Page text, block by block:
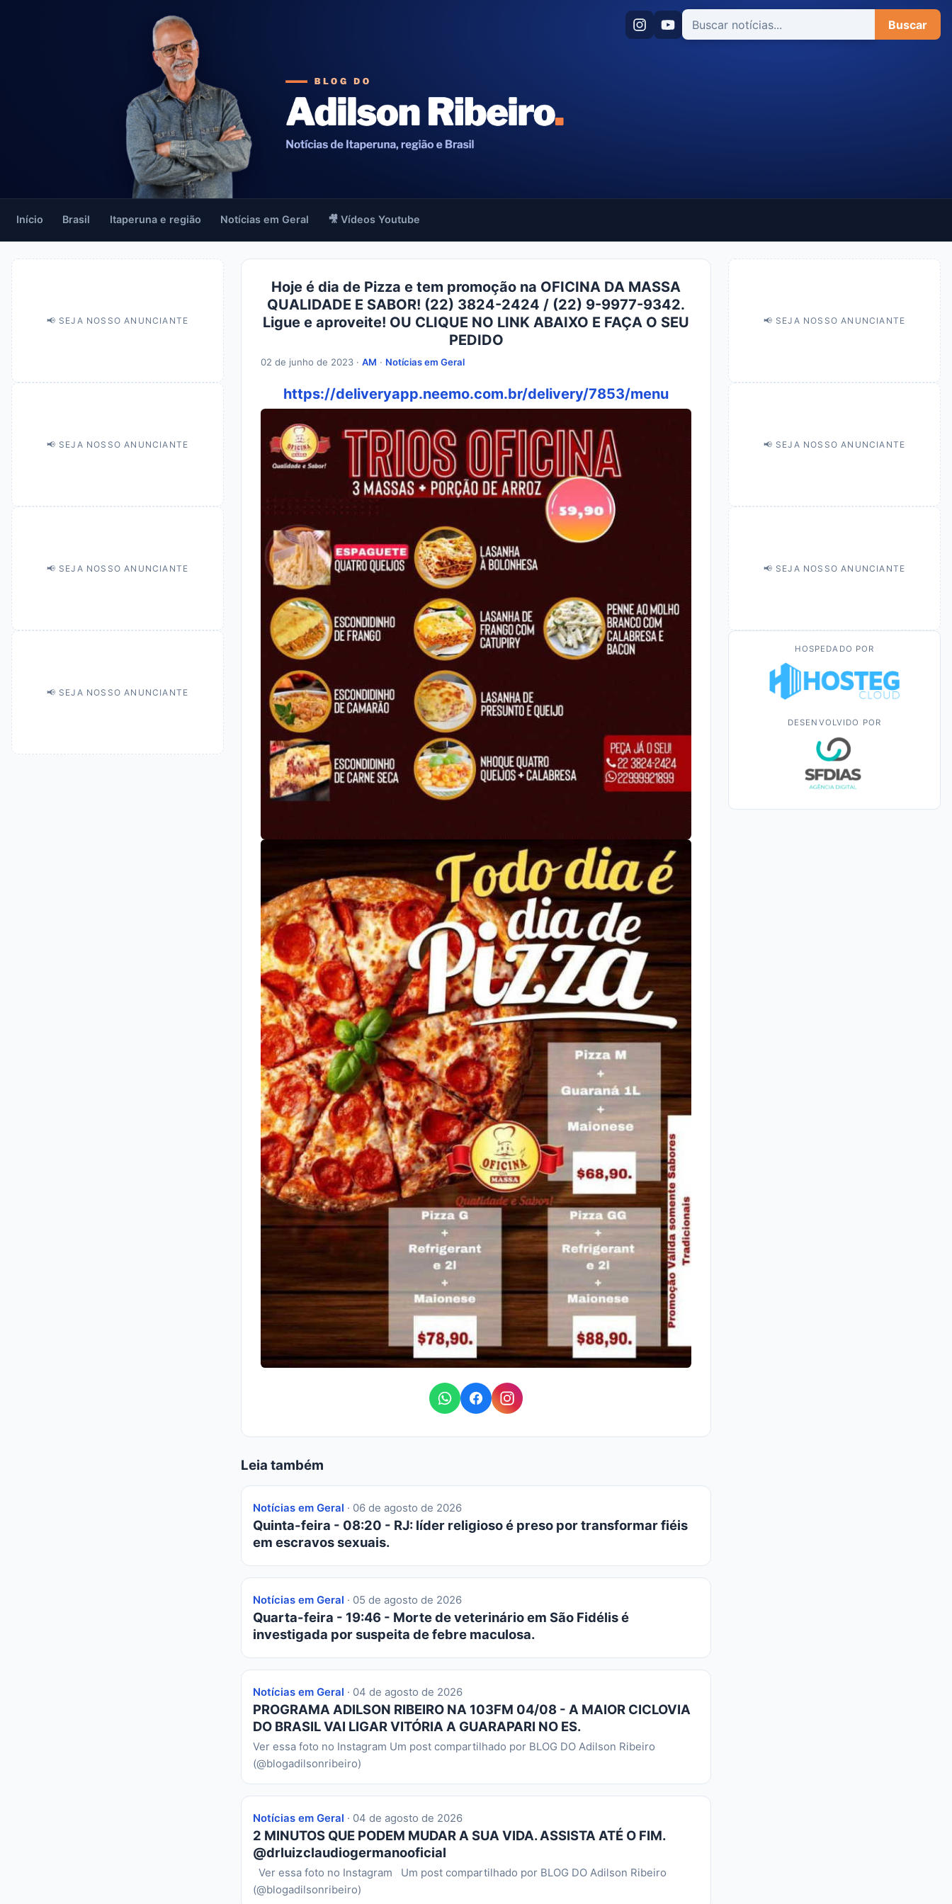
Buscar
Início Brasil Itaperuna e região Notícias em Geral 🎥 Vídeos Youtube
📢 SEJA NOSSO ANUNCIANTE
📢 SEJA NOSSO ANUNCIANTE
📢 SEJA NOSSO ANUNCIANTE
📢 SEJA NOSSO ANUNCIANTE
Hoje é dia de Pizza e tem promoção na OFICINA DA MASSA
QUALIDADE E SABOR! (22) 3824-2424 / (22) 9-9977-9342.
Ligue e aproveite! OU CLIQUE NO LINK ABAIXO E FAÇA O SEU
PEDIDO
02 de junho de 2023 ·AM · Notícias em Geral
https://deliveryapp.neemo.com.br/delivery/7853/menu
Leia também
Notícias em Geral · 06 de agosto de 2026
Quinta-feira - 08:20 - RJ: líder religioso é preso por transformar fiéis
em escravos sexuais.
Notícias em Geral · 05 de agosto de 2026
Quarta-feira - 19:46 - Morte de veterinário em São Fidélis é
investigada por suspeita de febre maculosa.
Notícias em Geral · 04 de agosto de 2026
PROGRAMA ADILSON RIBEIRO NA 103FM 04/08 - A MAIOR CICLOVIA
DO BRASIL VAI LIGAR VITÓRIA A GUARAPARI NO ES.
Ver essa foto no Instagram Um post compartilhado por BLOG DO Adilson Ribeiro
(@blogadilsonribeiro)
Notícias em Geral · 04 de agosto de 2026
2 MINUTOS QUE PODEM MUDAR A SUA VIDA. ASSISTA ATÉ O FIM.
@drluizclaudiogermanooficial
Ver essa foto no Instagram Um post compartilhado por BLOG DO Adilson Ribeiro
(@blogadilsonribeiro)
📢 SEJA NOSSO ANUNCIANTE
📢 SEJA NOSSO ANUNCIANTE
📢 SEJA NOSSO ANUNCIANTE
HOSPEDADO POR
DESENVOLVIDO POR